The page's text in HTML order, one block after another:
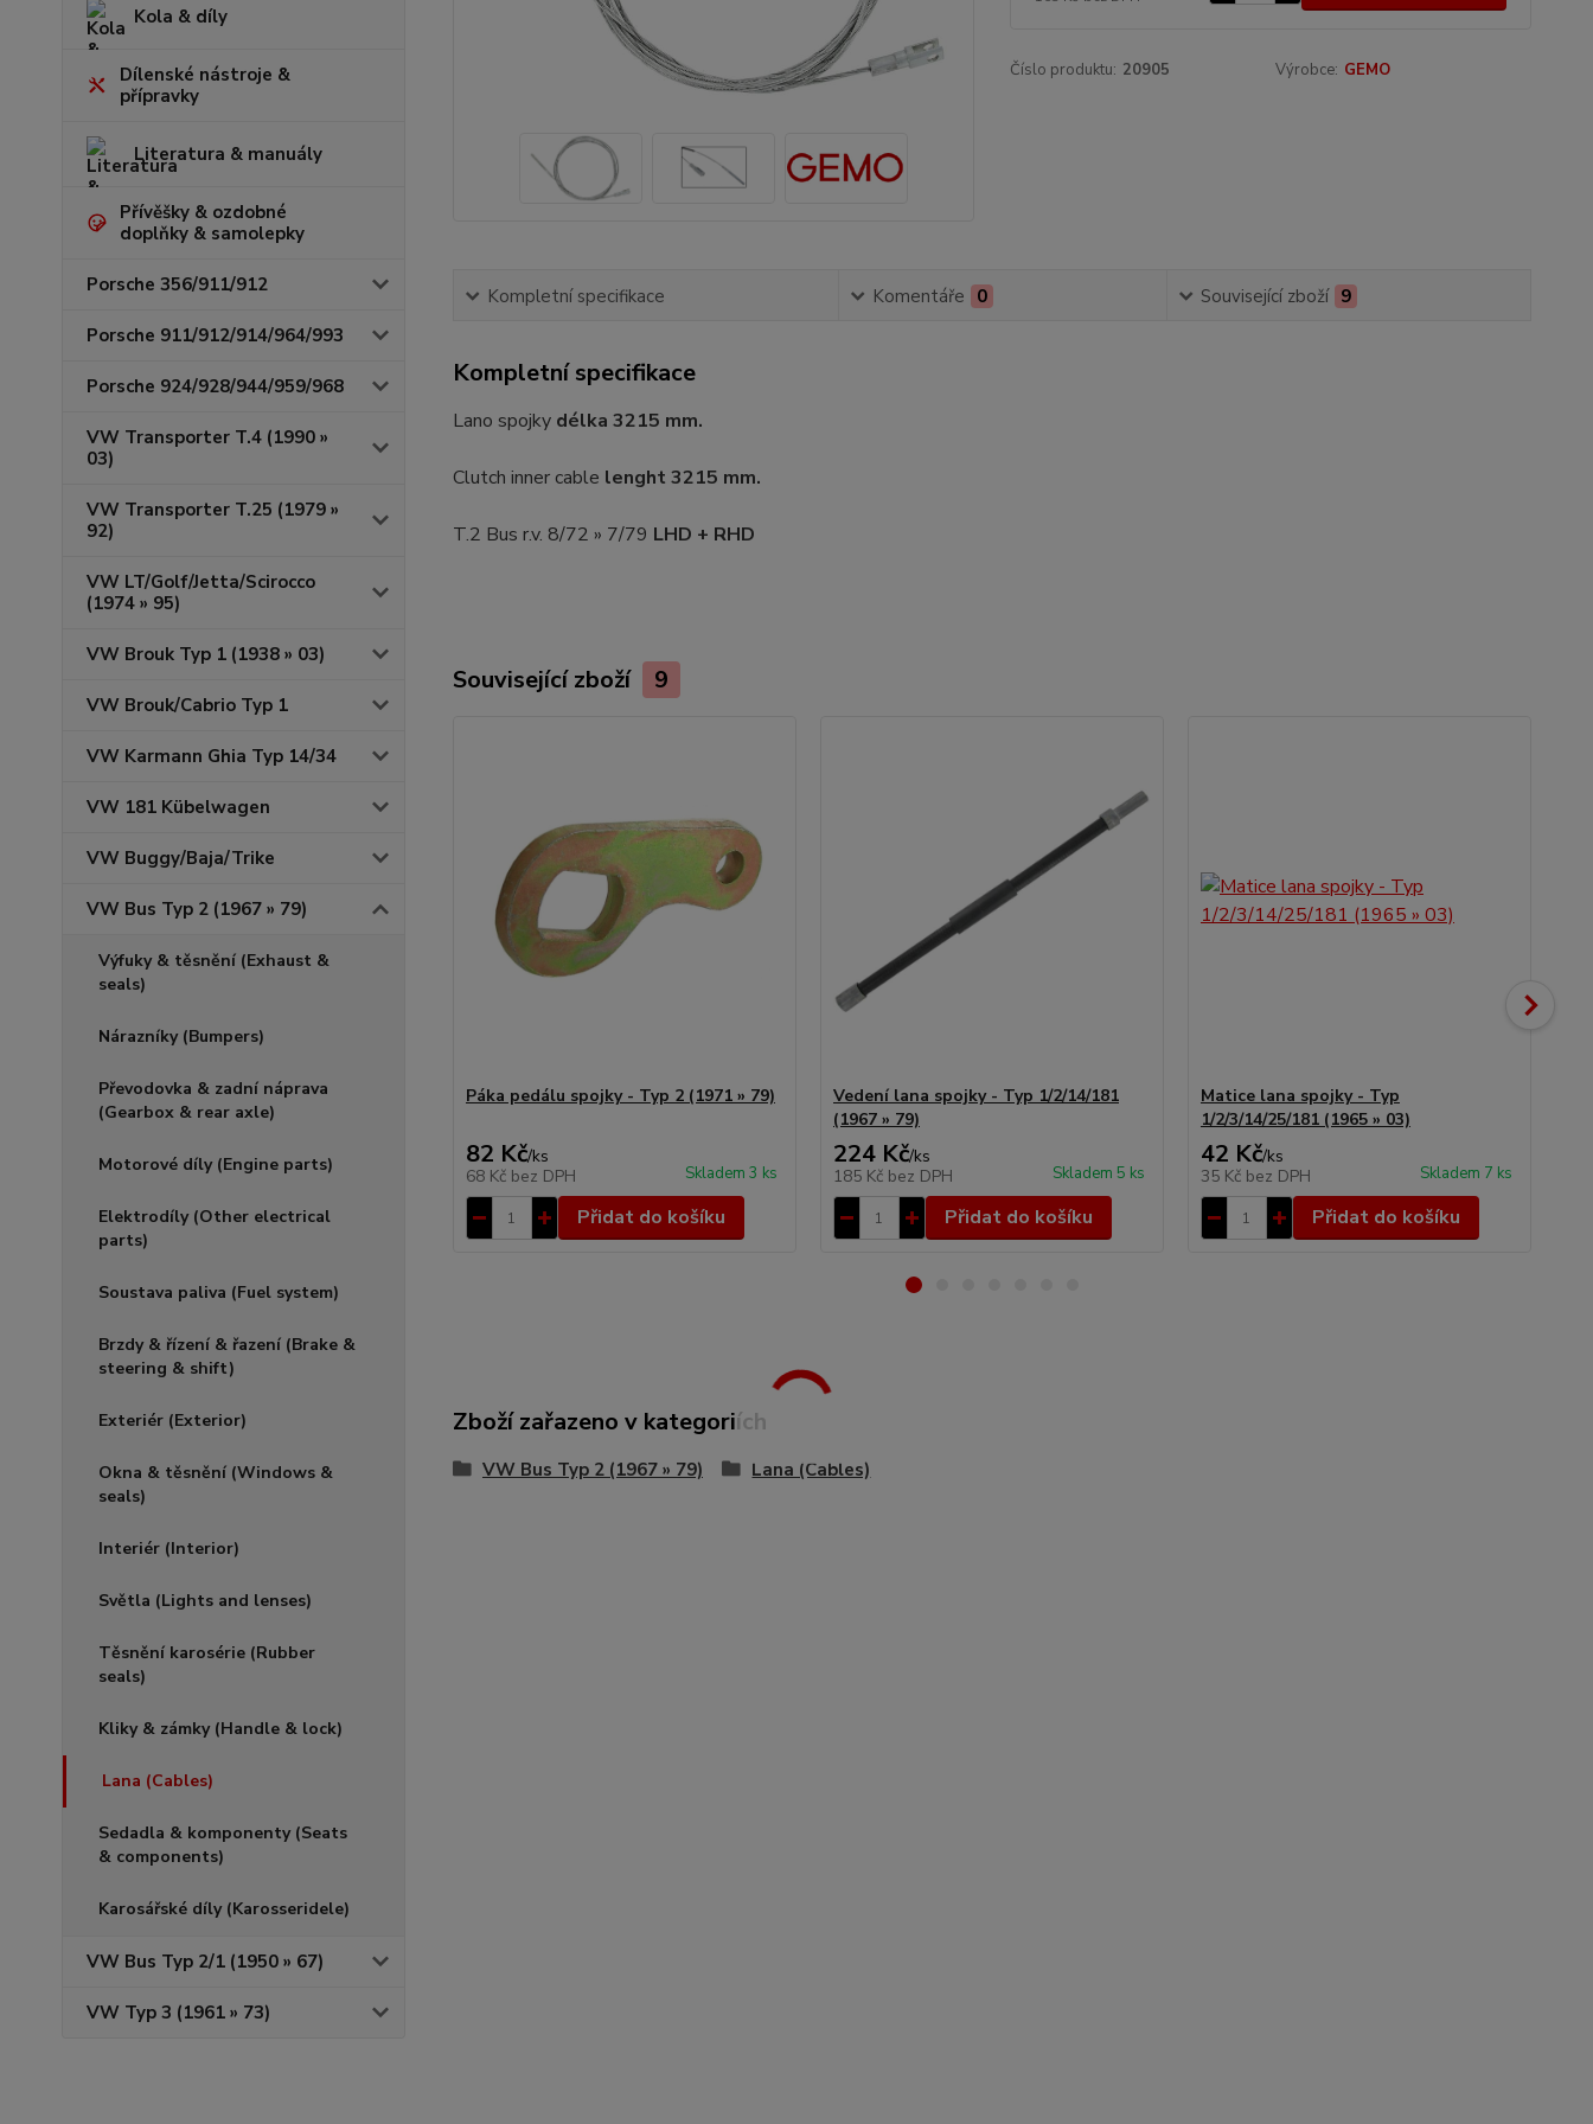
Kola & díly
Dílenské nástroje &
přípravky
Literatura & manuály
Přívěšky & ozdobné
doplňky & samolepky
Porsche 356/911/912
Porsche 911/912/914/964/993
Porsche 924/928/944/959/968
VW Transporter T.4 (1990 »
03)
VW Transporter T.25 (1979 »
92)
VW LT/Golf/Jetta/Scirocco
(1974 » 95)
VW Brouk Typ 1 (1938 » 03)
VW Brouk/Cabrio Typ 1
VW Karmann Ghia Typ 14/34
VW 181 Kübelwagen
VW Buggy/Baja/Trike
VW Bus Typ 2 (1967 » 79)
Výfuky & těsnění (Exhaust &
seals)
Nárazníky (Bumpers)
Převodovka & zadní náprava
(Gearbox & rear axle)
Motorové díly (Engine parts)
Elektrodíly (Other electrical
parts)
Soustava paliva (Fuel system)
Brzdy & řízení & řazení (Brake &
steering & shift)
Exteriér (Exterior)
Okna & těsnění (Windows &
seals)
Interiér (Interior)
Světla (Lights and lenses)
Těsnění karosérie (Rubber
seals)
Kliky & zámky (Handle & lock)
Lana (Cables)
Sedadla & komponenty (Seats
& components)
Karosářské díly (Karosseridele)
VW Bus Typ 2/1 (1950 » 67)
VW Typ 3 (1961 » 73)
Číslo produktu: 20905 Výrobce: GEMO
Kompletní specifikace Komentáře 0 Související zboží 9
Kompletní specifikace
Lano spojky délka 3215 mm.
Clutch inner cable lenght 3215 mm.
T.2 Bus r.v. 8/72 » 7/79 LHD + RHD
Související zboží 9
Páka pedálu spojky - Typ 2 (1971 » 79)
82 Kč/ks
68 Kč bez DPH Skladem 3 ks
Přidat do košíku
Vedení lana spojky - Typ 1/2/14/181
(1967 » 79)
224 Kč/ks
185 Kč bez DPH Skladem 5 ks
Přidat do košíku
Matice lana spojky - Typ
1/2/3/14/25/181 (1965 » 03)
42 Kč/ks
35 Kč bez DPH Skladem 7 ks
Přidat do košíku
Zboží zařazeno v kategoriích
VW Bus Typ 2 (1967 » 79) Lana (Cables)